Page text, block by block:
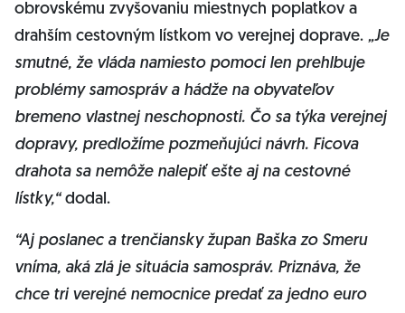
obrovskému zvyšovaniu miestnych poplatkov a
drahším cestovným lístkom vo verejnej doprave. „Je
smutné, že vláda namiesto pomoci len prehlbuje
problémy samospráv a hádže na obyvateľov
bremeno vlastnej neschopnosti. Čo sa týka verejnej
dopravy, predložíme pozmeňujúci návrh. Ficova
drahota sa nemôže nalepiť ešte aj na cestovné
lístky,“dodal.
“Aj poslanec a trenčiansky župan Baška zo Smeru
vníma, aká zlá je situácia samospráv. Priznáva, že
chce tri verejné nemocnice predať za jedno euro